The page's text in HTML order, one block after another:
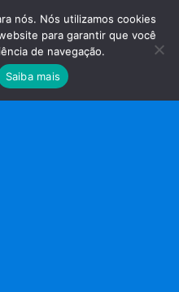
nós. Nós utilizamos cookies
para garantir que você
de navegação.
Saiba mais